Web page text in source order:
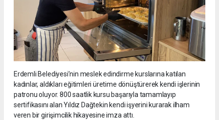
Erdemli Belediyesi’nin meslek edindirme kurslarına katılan
kadınlar, aldıkları eğitimleri üretime dönüştürerek kendi işlerinin
patronu oluyor. 800 saatlik kursu başarıyla tamamlayıp
sertifikasını alan Yıldız Dağtekin kendi işyerini kurarak ilham
veren bir girişimcilik hikayesine imza attı.